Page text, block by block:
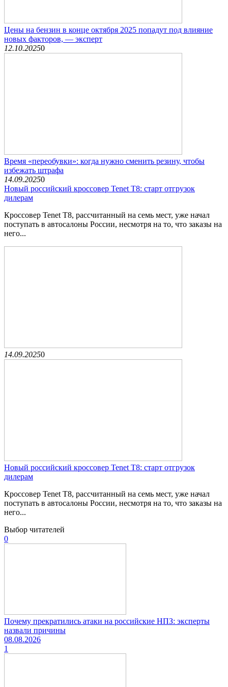
Цены на бензин в конце октября 2025 попадут под влияние
новых факторов, — эксперт
12.10.20250
Время «переобувки»: когда нужно сменить резину, чтобы
избежать штрафа
14.09.20250
Новый российский кроссовер Tenet T8: старт отгрузок
дилерам
Кроссовер Tenet T8, рассчитанный на семь мест, уже начал
поступать в автосалоны России, несмотря на то, что заказы на
него...
14.09.20250
Новый российский кроссовер Tenet T8: старт отгрузок
дилерам
Кроссовер Tenet T8, рассчитанный на семь мест, уже начал
поступать в автосалоны России, несмотря на то, что заказы на
него...
Выбор читателей
0
Почему прекратились атаки на российские НПЗ: эксперты
назвали причины
08.08.2026
1